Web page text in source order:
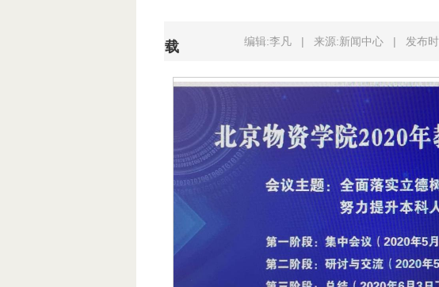
载 编辑:李凡 | 来源:新闻中心 | 发布